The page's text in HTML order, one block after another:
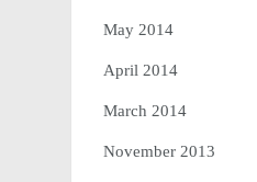
May 2014
April 2014
March 2014
November 2013